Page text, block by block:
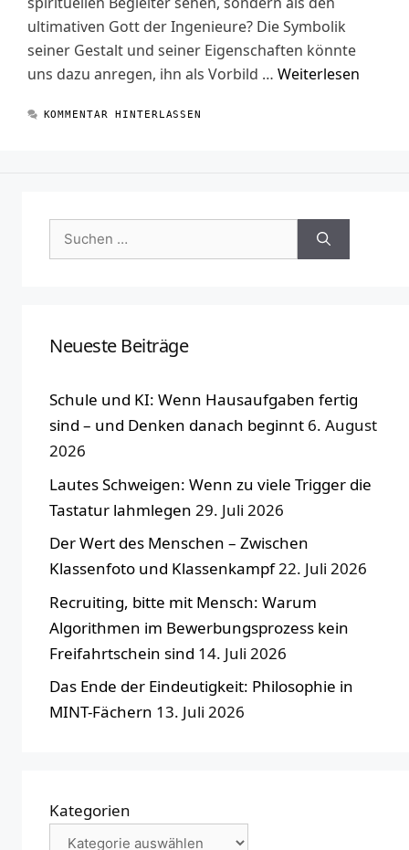
ultimativen Gott der Ingenieure? Die Symbolik
seiner Gestalt und seiner Eigenschaften könnte
uns dazu anregen, ihn als Vorbild … Weiterlesen
KOMMENTAR HINTERLASSEN
Suchen
nach:
Neueste Beiträge
Schule und KI: Wenn Hausaufgaben fertig
sind – und Denken danach beginnt 6. August
2026
Lautes Schweigen: Wenn zu viele Trigger die
Tastatur lahmlegen 29. Juli 2026
Der Wert des Menschen – Zwischen
Klassenfoto und Klassenkampf22. Juli 2026
Recruiting, bitte mit Mensch: Warum
Algorithmen im Bewerbungsprozess kein
Freifahrtschein sind 14. Juli 2026
Das Ende der Eindeutigkeit: Philosophie in
MINT-Fächern 13. Juli 2026
Kategorien